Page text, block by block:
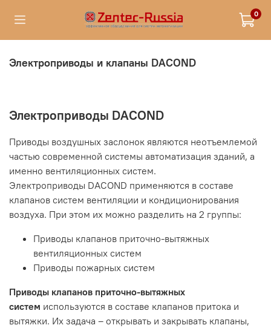
0
Электроприводы и клапаны DACOND
Электроприводы DACOND
Приводы воздушных заслонок являются неотъемлемой
частью современной системы автоматизация зданий, а
именно вентиляционных систем.
Электроприводы DACOND применяются в составе
клапанов систем вентиляции и кондиционирования
воздуха. При этом их можно разделить на 2 группы:
Приводы клапанов приточно-вытяжных
вентиляционных систем
Приводы пожарных систем
Приводы клапанов приточно-вытяжных
систем используются в составе клапанов притока и
вытяжки. Их задача – открывать и закрывать клапаны,